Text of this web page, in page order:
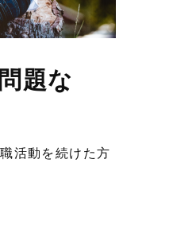
題な
活動を続けた方